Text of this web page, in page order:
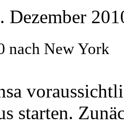
Dezember
nach New York
starten.